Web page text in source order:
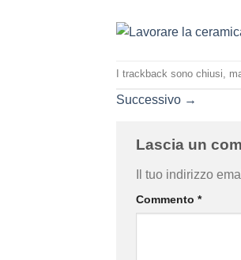
I trackback sono chiusi,
Successivo →
Lascia un
Il tuo indirizzo
Commento *